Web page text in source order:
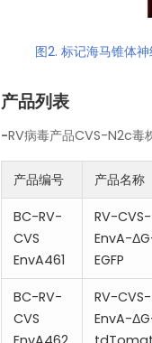
图2. 标记海马锥体
产品列表
-RV病毒产品CVS-N2c毒
产品编号 产品名称
BC-RV-
CVS
EnvA461
RV-CVS-
EnvA-
EGFP
BC-RV-
CVS
RV-CVS-
EnvA-